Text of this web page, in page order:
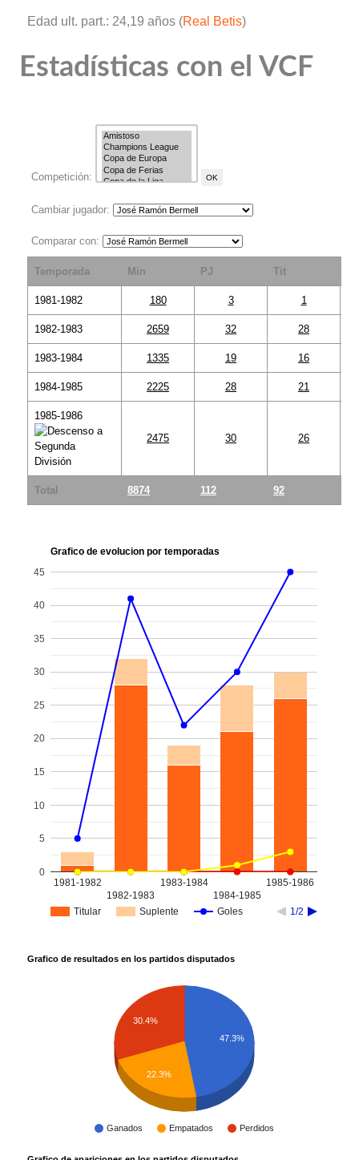
Edad ult. part.: 24,19 años (Real Betis)
Estadísticas con el VCF
Competición:
Cambiar jugador:
Comparar con:
Temporada Min PJ Tit
1981-1982 180 3 1
1982-1983 2659 32 28
1983-1984 1335 19 16
1984-1985 2225 28 21
1985-1986
2475
30 26
Total 8874 112 92
Grafico de evolucion por temporadas
Titular Suplente Goles 1/2
1981-1982
1982-1983
1983-1984
1984-1985
1985-1986
0
5
10
15
20
25
30
35
40
45
Grafico de resultados en los partidos disputados
Ganados Empatados Perdidos
47.3%
30.4%
22.3%